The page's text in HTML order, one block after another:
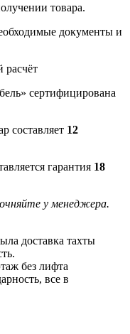
товара.
документы и
расчёт
сертифицирована
составляет 12
гарантия 18
у менеджера.
доставка тахты
без лифта
все в